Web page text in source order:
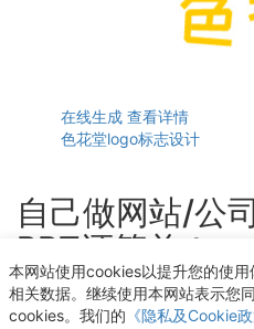
在线生成 查看详情
色花堂logo标志设计
自己做网站/公
PPT还简单！
轻点几下即可获得个性化logo设计
本网站使用cookies以提升您的使
相关数据。继续使用本网站表示您
cookies。我们的 《隐私及Cookie政